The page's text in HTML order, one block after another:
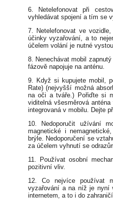
6. Netelefonovat při
vyhledávat spojení a tím se
7. Netelefonovat ve
účinky vyzařování, a to
účelem volání je nutné
8. Nenechávat mobil
fázově napojuje na anténu.
9. Když si kupujete mobil,
Rate) (nejvyšší možná
na oči a tváře.) Pořiďte si
viditelná všesměrová
integrovaná v mobilu. Dejte
10. Nedoporučit užívání
magnetické i
brýle. Nedoporučení se
za účelem vyhnutí se
11. Používat osobní
pozitivní vliv.
12. Co nejvíce používat
vyzařování a na níž je nyní
internetem, a to i do